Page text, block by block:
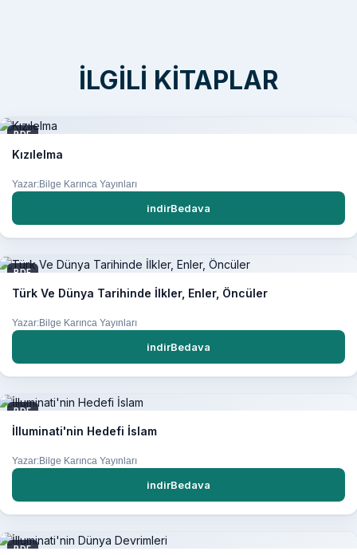
İLGILI KITAPLAR
PDF
Kızılelma
Yazar:Bilge Karınca Yayınları
indirBedava
PDF
Türk Ve Dünya Tarihinde İlkler, Enler, Öncüler
Yazar:Bilge Karınca Yayınları
indirBedava
PDF
İlluminati'nin Hedefi İslam
Yazar:Bilge Karınca Yayınları
indirBedava
PDF